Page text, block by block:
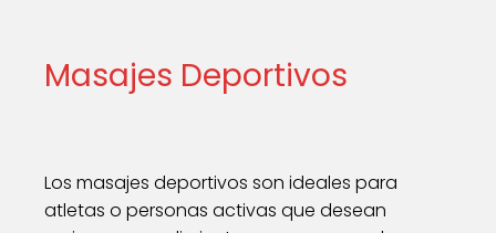
Masajes Deportivos
Los masajes deportivos son ideales para
atletas o personas activas que desean